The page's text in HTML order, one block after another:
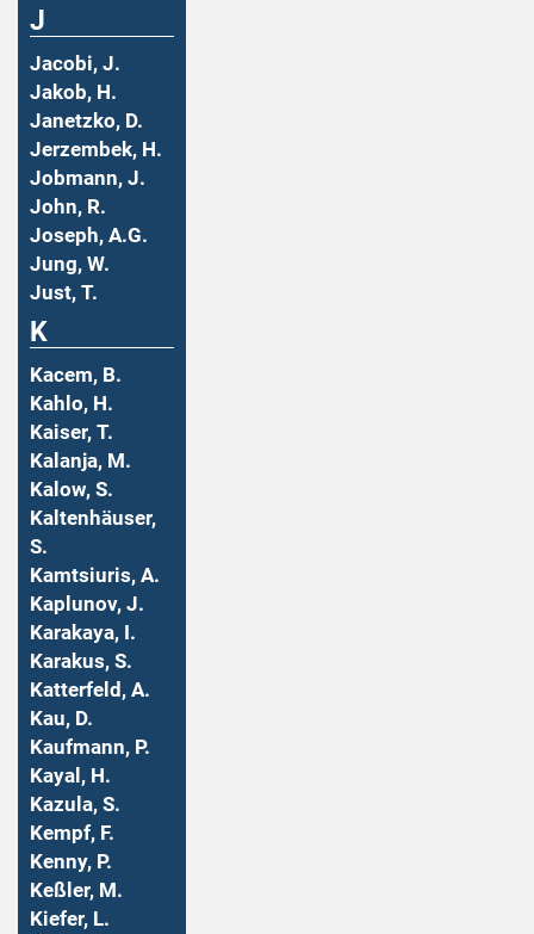
J
Jacobi, J.
Jakob, H.
Janetzko, D.
Jerzembek, H.
Jobmann, J.
John, R.
Joseph, A.G.
Jung, W.
Just, T.
K
Kacem, B.
Kahlo, H.
Kaiser, T.
Kalanja, M.
Kalow, S.
Kaltenhäuser,
S.
Kamtsiuris, A.
Kaplunov, J.
Karakaya, I.
Karakus, S.
Katterfeld, A.
Kau, D.
Kaufmann, P.
Kayal, H.
Kazula, S.
Kempf, F.
Kenny, P.
Keßler, M.
Kiefer, L.